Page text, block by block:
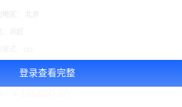
登录查看完整
地区： 北京
投放注意事项：以上：4周的价格，媒体尺寸(W*H)：